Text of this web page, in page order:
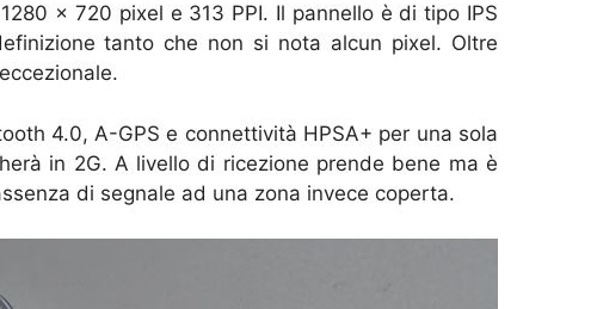
x 720 pixel e 313 PPI. Il pannello è di tipo IPS
tanto che non si nota alcun pixel. Oltre
4.0, A-GPS e connettività HPSA+ per una sola
in 2G. A livello di ricezione prende bene ma è
di segnale ad una zona invece coperta.